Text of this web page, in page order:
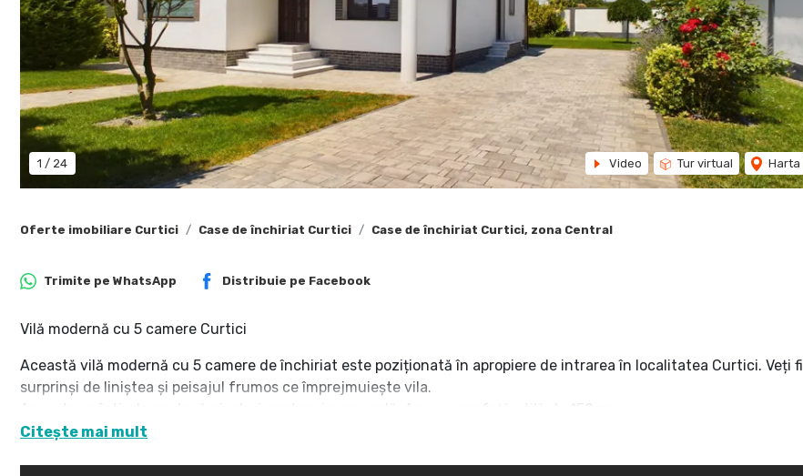
1 / 24 Video Tur virtual Harta
Oferte imobiliare Curtici Case de închiriat Curtici Case de închiriat Curtici, zona Central
Trimite pe WhatsApp Distribuie pe Facebook
Vilă modernă cu 5 camere Curtici
Această vilă modernă cu 5 camere de închiriat este poziționată în apropiere de intrarea în localitatea Curtici. Veți fi
surprinși de liniștea și peisajul frumos ce împrejmuiește vila.
Parterul este compus din hol, living, bucătărie, dressing, baie și o cameră pentru utilități.
Livingul foarte luminos, este amenajat în stil minimalist modern, cu mobilier de calitate superioară, simplu și
Citește mai mult